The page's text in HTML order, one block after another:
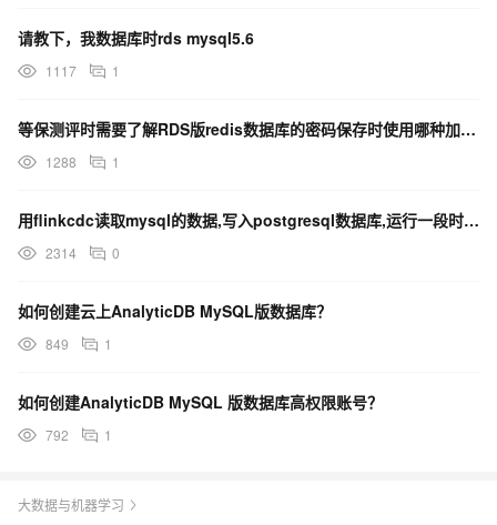
请教下，我数据库时rds mysql5.6
1117 1
等保测评时需要了解RDS版redis数据库的密码保存时使用哪种加密算法
1288 1
用flinkcdc读取mysql的数据,写入postgresql数据库,运行一段时间后挂了
2314 0
如何创建云上AnalyticDB MySQL版数据库？
849 1
如何创建AnalyticDB MySQL 版数据库高权限账号？
792 1
大数据与机器学习